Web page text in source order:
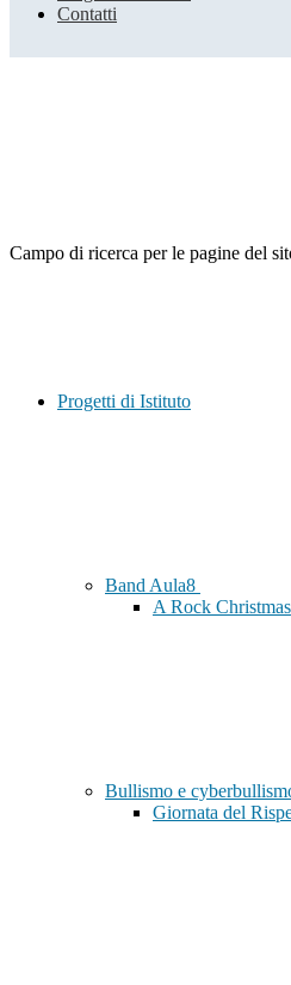
Contatti
Campo di ricerca per le pagine del
Progetti di Istituto
Band Aula8
A Rock Christmas
Bullismo e
Giornata del